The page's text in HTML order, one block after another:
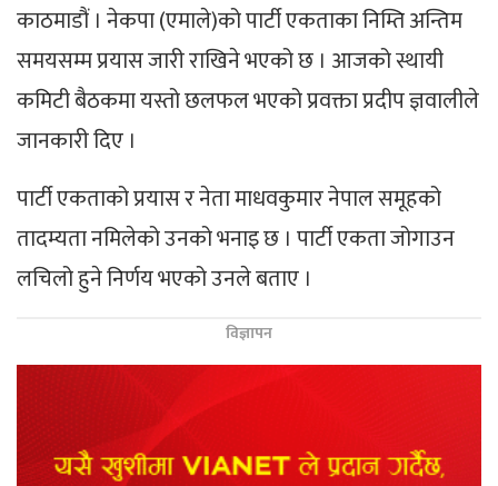
काठमाडौं । नेकपा (एमाले)को पार्टी एकताका निम्ति अन्तिम
समयसम्म प्रयास जारी राखिने भएको छ । आजको स्थायी
कमिटी बैठकमा यस्तो छलफल भएको प्रवक्ता प्रदीप ज्ञवालीले
जानकारी दिए ।
पार्टी एकताको प्रयास र नेता माधवकुमार नेपाल समूहको
तादम्यता नमिलेको उनको भनाइ छ । पार्टी एकता जोगाउन
लचिलो हुने निर्णय भएको उनले बताए ।
विज्ञापन